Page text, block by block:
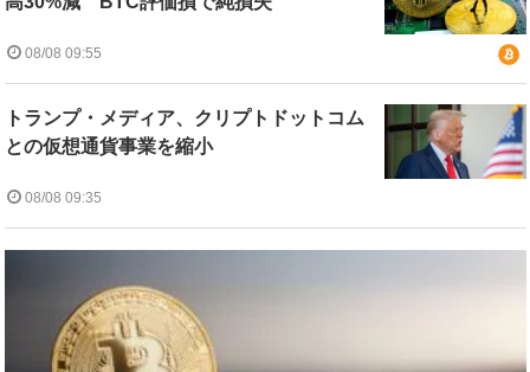
08/08 09:55
トランプ・メディア、クリプトドットコム
との仮想通貨事業を縮小
08/08 09:35